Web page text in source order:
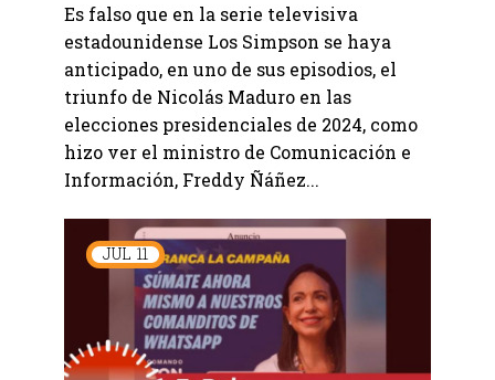
Es falso que en la serie televisiva
estadounidense Los Simpson se haya
anticipado, en uno de sus episodios, el
triunfo de Nicolás Maduro en las
elecciones presidenciales de 2024, como
hizo ver el ministro de Comunicación e
Información, Freddy Ñáñez...
JUL 11